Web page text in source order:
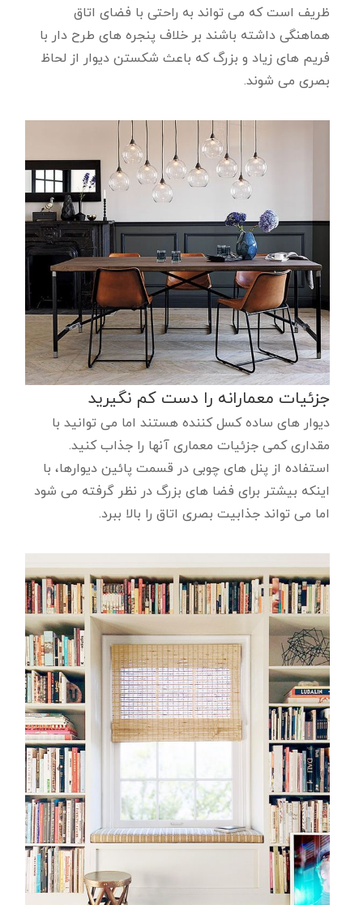
ظریف است که می تواند به راحتی با فضای اتاق
هماهنگی داشته باشند بر خلاف پنجره های طرح دار با
فریم های زیاد و بزرگ که باعث شکستن دیوار از لحاظ
بصری می شوند.
جزئیات معمارانه را دست کم نگیرید
دیوار های ساده کسل کننده هستند اما می توانید با
مقداری کمی جزئیات معماری آنها را جذاب کنید.
استفاده از پنل های چوبی در قسمت پائین دیوارها، با
اینکه بیشتر برای فضا های بزرگ در نظر گرفته می شود
اما می تواند جذابیت بصری اتاق را بالا ببرد.